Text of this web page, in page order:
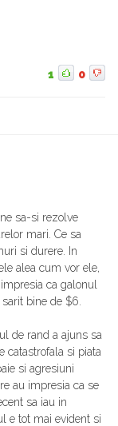
1 0
sa-si rezolve
mari. Ce sa
si durere. In
alea cum vor ele,
ca galonul
bine de $6.
de rand a ajuns sa
catastrofala si piata
si agresiuni
au impresia ca se
sa iau in
e tot mai evident si